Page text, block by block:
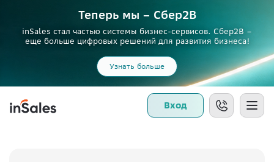
Теперь мы – Сбер2B
inSales стал частью системы бизнес-сервисов. Сбер2В –
еще больше цифровых решений для развития бизнеса!
Узнать больше
Вход